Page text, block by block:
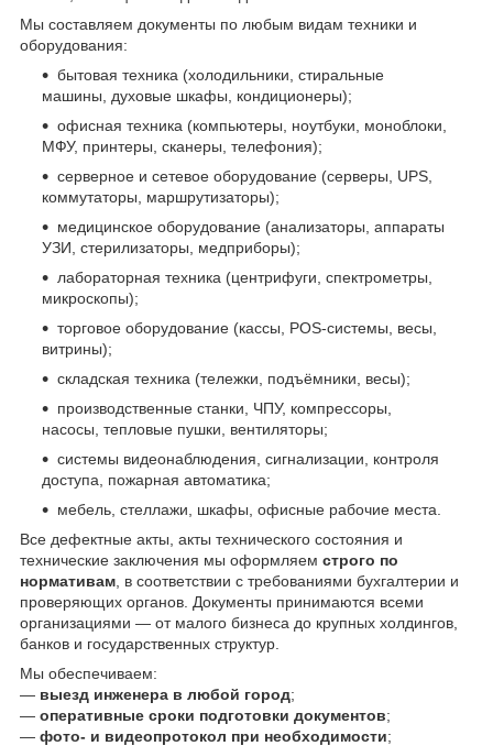
Мы составляем документы по любым видам техники и
оборудования:
бытовая техника (холодильники, стиральные
машины, духовые шкафы, кондиционеры);
офисная техника (компьютеры, ноутбуки, моноблоки,
МФУ, принтеры, сканеры, телефония);
серверное и сетевое оборудование (серверы, UPS,
коммутаторы, маршрутизаторы);
медицинское оборудование (анализаторы, аппараты
УЗИ, стерилизаторы, медприборы);
лабораторная техника (центрифуги, спектрометры,
микроскопы);
торговое оборудование (кассы, POS-системы, весы,
витрины);
складская техника (тележки, подъёмники, весы);
производственные станки, ЧПУ, компрессоры,
насосы, тепловые пушки, вентиляторы;
системы видеонаблюдения, сигнализации, контроля
доступа, пожарная автоматика;
мебель, стеллажи, шкафы, офисные рабочие места.
Все дефектные акты, акты технического состояния и
технические заключения мы оформляем строго по
нормативам , в соответствии с требованиями бухгалтерии и
проверяющих органов. Документы принимаются всеми
организациями — от малого бизнеса до крупных холдингов,
банков и государственных структур.
Мы обеспечиваем:
— выезд инженера в любой город;
— оперативные сроки подготовки документов;
— фото- и видеопротокол при необходимости;